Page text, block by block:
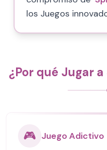
los Juegos
¿Por qué Jugar
🎮 Juego Adictivo